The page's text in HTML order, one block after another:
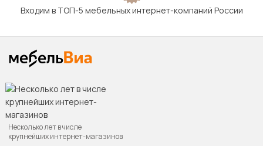
Входим в ТОП-5 мебельных интернет-компаний России
Несколько лет в числе
крупнейших интернет-магазинов